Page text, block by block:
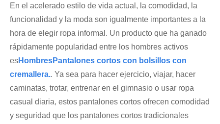
En el acelerado estilo de vida actual, la comodidad, la
funcionalidad y la moda son igualmente importantes a la
hora de elegir ropa informal. Un producto que ha ganado
rápidamente popularidad entre los hombres activos
esHombresPantalones cortos con bolsillos con
cremallera.. Ya sea para hacer ejercicio, viajar, hacer
caminatas, trotar, entrenar en el gimnasio o usar ropa
casual diaria, estos pantalones cortos ofrecen comodidad
y seguridad que los pantalones cortos tradicionales